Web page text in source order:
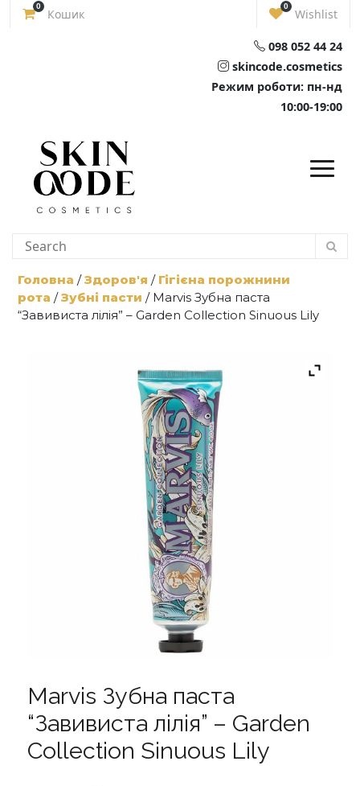
Skip
0
Кошик
0
Wishlist
098 052 44 24
skincode.cosmetics
Режим роботи: пн-нд
10:00-19:00
Головна /Здоров'я / Гігієна порожнини
рота /Зубні пасти / Marvis Зубна паста
“Завивиста лілія” – Garden Collection Sinuous Lily
Marvis Зубна паста
“Завивиста лілія” – Garden
Collection Sinuous Lily